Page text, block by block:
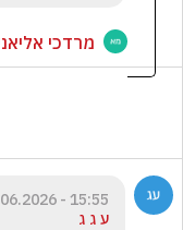
מרדכי
15:55 - 11.06.2026
ע ג ג